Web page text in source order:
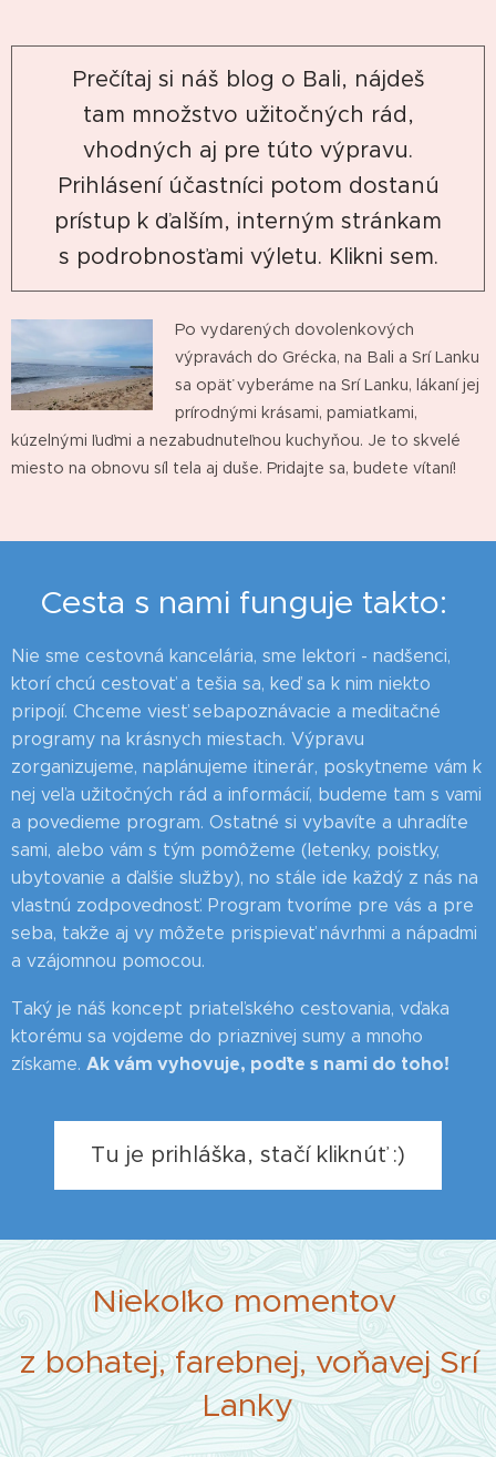
Prečítaj si náš blog o Bali, nájdeš
tam množstvo užitočných rád,
vhodných aj pre túto výpravu.
Prihlásení účastníci potom dostanú
prístup k ďalším, interným stránkam
s podrobnosťami výletu. Klikni sem.
Po vydarených dovolenkových
výpravách do Grécka, na Bali a Srí Lanku
sa opäť vyberáme na Srí Lanku, lákaní jej
prírodnými krásami, pamiatkami,
kúzelnými ľuďmi a nezabudnuteľnou kuchyňou. Je to skvelé
miesto na obnovu síl tela aj duše. Pridajte sa, budete vítaní!
Cesta s nami funguje takto:
Nie sme cestovná kancelária, sme lektori - nadšenci,
ktorí chcú cestovať a tešia sa, keď sa k nim niekto
pripojí. Chceme viesť sebapoznávacie a meditačné
programy na krásnych miestach. Výpravu
zorganizujeme, naplánujeme itinerár, poskytneme vám k
nej veľa užitočných rád a informácií, budeme tam s vami
a povedieme program. Ostatné si vybavíte a uhradíte
sami, alebo vám s tým pomôžeme (letenky, poistky,
ubytovanie a ďalšie služby), no stále ide každý z nás na
vlastnú zodpovednosť. Program tvoríme pre vás a pre
seba, takže aj vy môžete prispievať návrhmi a nápadmi
a vzájomnou pomocou.
Taký je náš koncept priateľského cestovania, vďaka
ktorému sa vojdeme do priaznivej sumy a mnoho
získame. Ak vám vyhovuje, poďte s nami do toho!
Tu je prihláška, stačí kliknúť :)
Niekoľko momentov
z bohatej, farebnej, voňavej Srí
Lanky